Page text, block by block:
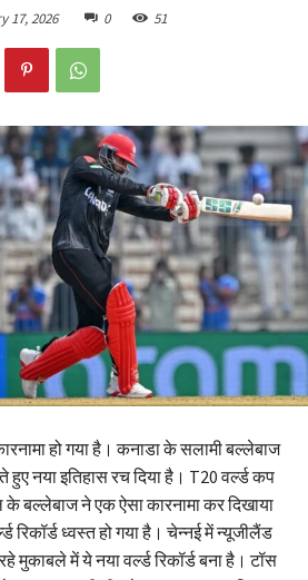
17, 2026 0 51
हो गया है। कनाडा के सलामी बल्लेबाज
नया इतिहास रच दिया है। T20 वर्ल्ड कप
बल्लेबाज ने एक ऐसा कारनामा कर दिखाया
रिकॉर्ड ध्वस्त हो गया है। चेन्नई में न्यूजीलैंड
में ये नया वर्ल्ड रिकॉर्ड बना है। टॉस